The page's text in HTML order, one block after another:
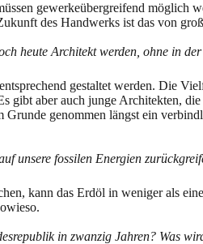
gewerkeübergreifend möglich
des Handwerks ist das von
heute Architekt werden, ohne in
gestaltet werden. Die
gibt aber auch junge Architekten,
Grunde genommen längst ein
unsere fossilen Energien
kann das Erdöl in weniger als
in zwanzig Jahren? Was